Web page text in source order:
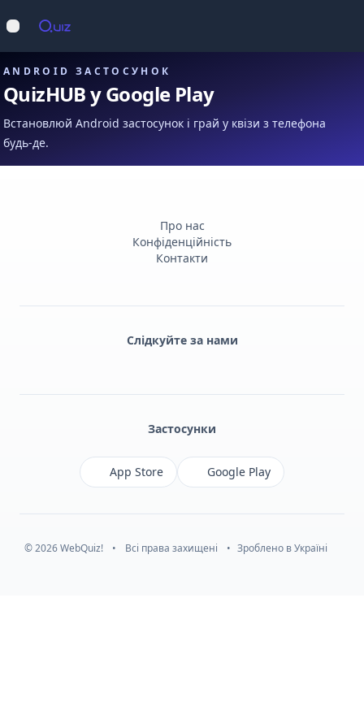
Відкрити меню
ANDROID ЗАСТОСУНОК
QuizHUB у Google Play
Встановлюй Android застосунок і грай у квізи з телефона
будь-де.
Про нас
Конфіденційність
Контакти
Слідкуйте за нами
Застосунки
App Store Google Play
© 2026 WebQuiz! • Всі права захищені • Зроблено в Україні